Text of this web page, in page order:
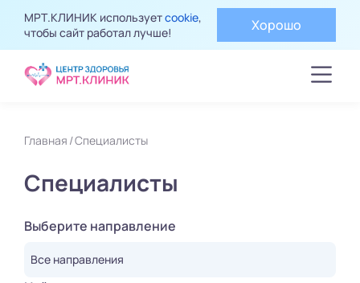
МРТ.КЛИНИК используетcookie,
чтобы сайт работал лучше!
Хорошо
Главная Специалисты
Специалисты
Выберите направление
Все направления